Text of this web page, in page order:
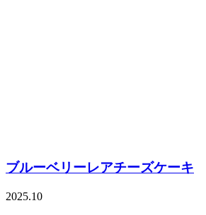
ブルーベリーレアチーズケーキ
2025.10